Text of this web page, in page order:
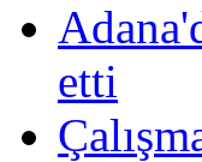
etti